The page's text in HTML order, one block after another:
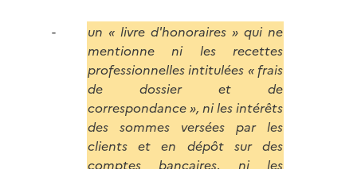
un « livre d'honoraires » qui ne
mentionne ni les recettes
professionnelles intitulées « frais
de dossier et de
correspondance », ni les intérêts
des sommes versées par les
clients et en dépôt sur des
comptes bancaires, ni les